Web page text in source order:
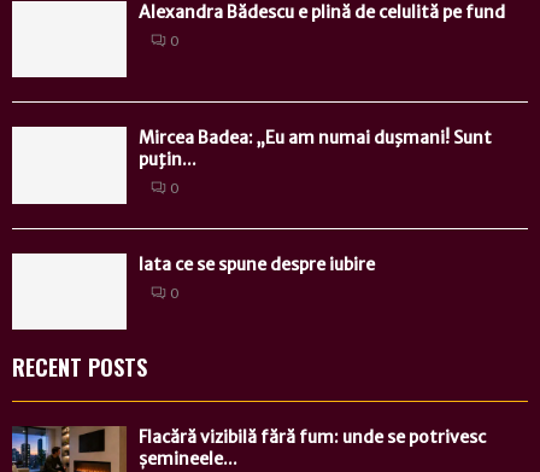
Alexandra Bădescu e plină de celulită pe fund
0
Mircea Badea: „Eu am numai duşmani! Sunt
puţin...
0
Iata ce se spune despre iubire
0
RECENT POSTS
Flacără vizibilă fără fum: unde se potrivesc
șemineele...